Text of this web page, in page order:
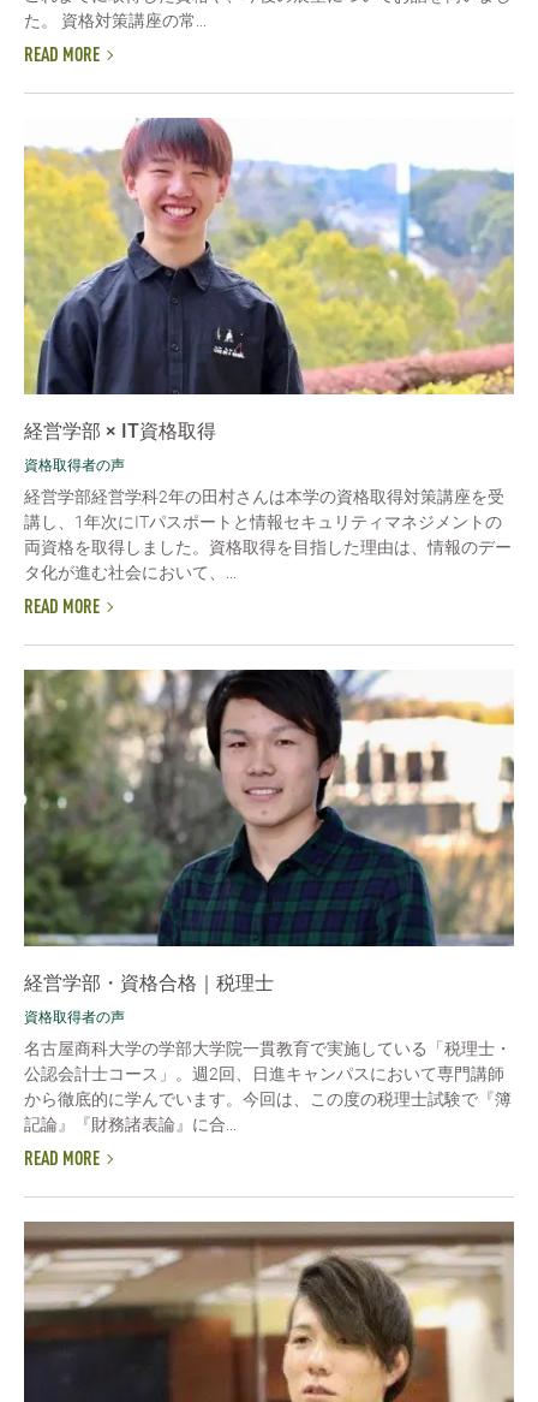
た。 資格対策講座の常...
READ MORE
経営学部 × IT資格取得
資格取得者の声
経営学部経営学科2年の田村さんは本学の資格取得対策講座を受
講し、1年次にITパスポートと情報セキュリティマネジメントの
両資格を取得しました。資格取得を目指した理由は、情報のデー
タ化が進む社会において、...
READ MORE
経営学部・資格合格｜税理士
資格取得者の声
名古屋商科大学の学部大学院一貫教育で実施している「税理士・
公認会計士コース」。週2回、日進キャンパスにおいて専門講師
から徹底的に学んでいます。今回は、この度の税理士試験で『簿
記論』『財務諸表論』に合...
READ MORE